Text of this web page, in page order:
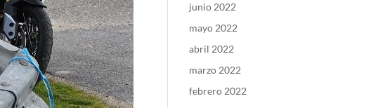
junio 2022
mayo 2022
abril 2022
marzo 2022
febrero 2022